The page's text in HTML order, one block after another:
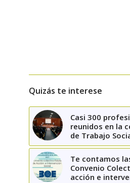
Quizás te interese
Casi 300
reunidos en la
de Trabajo
Te contamos
Convenio
acción e